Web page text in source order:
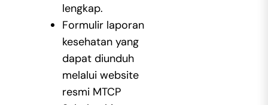
lengkap.
Formulir laporan
kesehatan yang
dapat diunduh
melalui website
resmi MTCP